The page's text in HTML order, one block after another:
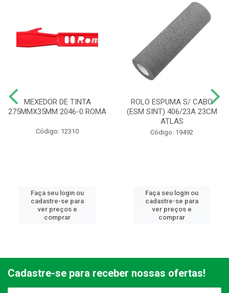
MEXEDOR DE TINTA
275MMX35MM 2046-0 ROMA
Código: 12310
Faça seu login ou
cadastre-se para
ver preços e
comprar
ROLO ESPUMA S/ CABO
(ESM SINT) 406/23A 23CM
ATLAS
Código: 19492
Faça seu login ou
cadastre-se para
ver preços e
comprar
Cadastre-se para receber nossas ofertas!